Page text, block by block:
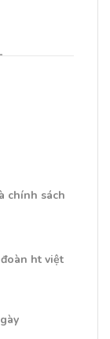
chính sách
ht việt